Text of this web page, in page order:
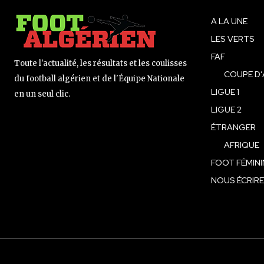
Toute l'actualité, les résultats et les coulisses
du football algérien et de l'Équipe Nationale
en un seul clic.
A LA UNE
LES VERTS
FAF
COUPE
LIGUE 1
LIGUE 2
ÉTRANGER
AFRIQUE
FOOT
NOUS ÉCRIRE